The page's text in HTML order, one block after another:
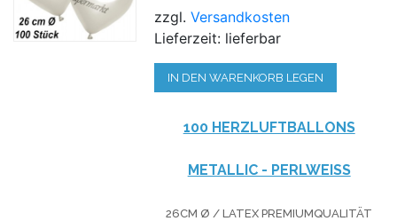
zzgl.Versandkosten
Lieferzeit: lieferbar
IN DEN WARENKORB LEGEN
100 HERZLUFTBALLONS
METALLIC - PERLWEISS
26CM Ø / LATEX PREMIUMQUALITÄT